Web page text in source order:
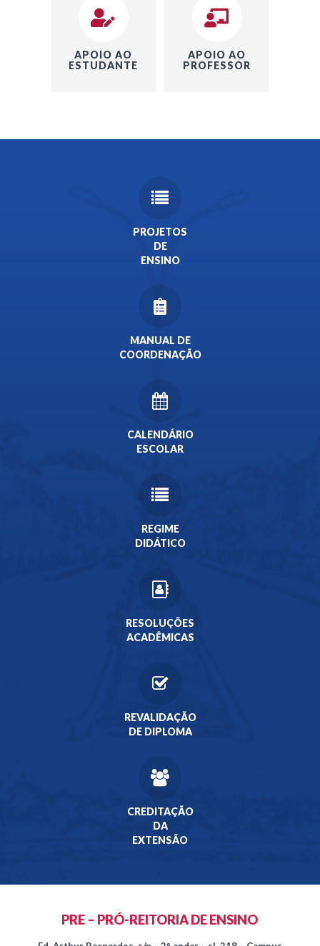
APOIO AO
ESTUDANTE
APOIO AO
PROFESSOR
PROJETOS
DE
ENSINO
MANUAL DE
COORDENAÇÃO
CALENDÁRIO
ESCOLAR
REGIME
DIDÁTICO
RESOLUÇÕES
ACADÊMICAS
REVALIDAÇÃO
DE DIPLOMA
CREDITAÇÃO
DA
EXTENSÃO
PRE – PRÓ-REITORIA DE ENSINO